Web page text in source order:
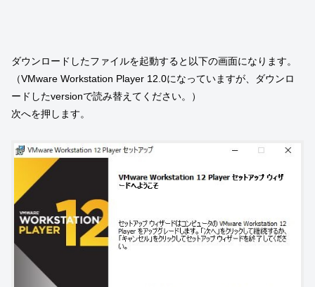
ダウンロードしたファイルを起動すると以下の画面になります。
（VMware Workstation Player 12.0になっていますが、ダウンロ
ードしたversionで読み替えてください。）
次へを押します。